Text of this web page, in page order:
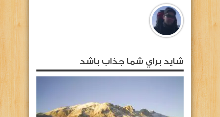
شايد براي شما جذاب باشد